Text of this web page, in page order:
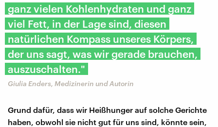
ganz vielen Kohlenhydraten und ganz
viel Fett, in der Lage sind, diesen
natürlichen Kompass unseres Körpers,
der uns sagt, was wir gerade brauchen,
auszuschalten."
Giulia Enders, Medizinerin und Autorin
Grund dafür, dass wir Heißhunger auf solche Gerichte
haben, obwohl sie nicht gut für uns sind, könnte sein,